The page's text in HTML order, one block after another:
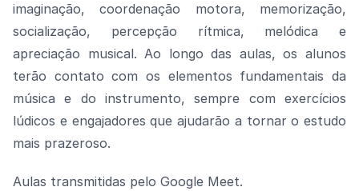
imaginação, coordenação motora, memorização,
socialização, percepção rítmica, melódica e
apreciação musical. Ao longo das aulas, os alunos
terão contato com os elementos fundamentais da
música e do instrumento, sempre com exercícios
lúdicos e engajadores que ajudarão a tornar o estudo
mais prazeroso.
Aulas transmitidas pelo Google Meet.